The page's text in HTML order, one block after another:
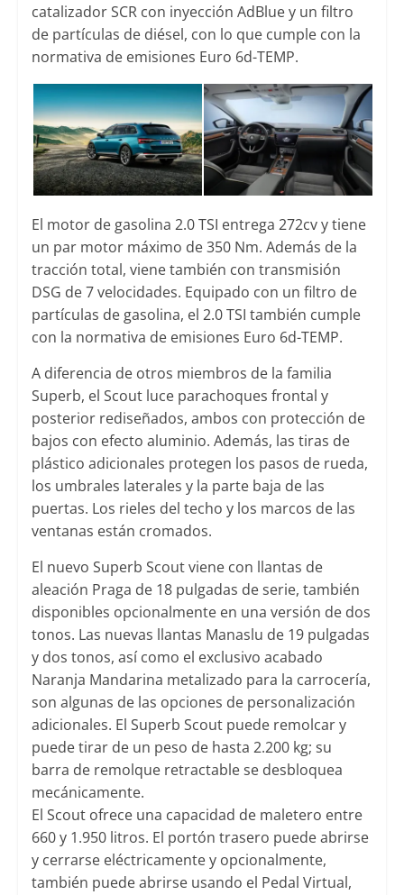
catalizador SCR con inyección AdBlue y un filtro
de partículas de diésel, con lo que cumple con la
normativa de emisiones Euro 6d-TEMP.
El motor de gasolina 2.0 TSI entrega 272cv y tiene
un par motor máximo de 350 Nm. Además de la
tracción total, viene también con transmisión
DSG de 7 velocidades. Equipado con un filtro de
partículas de gasolina, el 2.0 TSI también cumple
con la normativa de emisiones Euro 6d-TEMP.
A diferencia de otros miembros de la familia
Superb, el Scout luce parachoques frontal y
posterior rediseñados, ambos con protección de
bajos con efecto aluminio. Además, las tiras de
plástico adicionales protegen los pasos de rueda,
los umbrales laterales y la parte baja de las
puertas. Los rieles del techo y los marcos de las
ventanas están cromados.
El nuevo Superb Scout viene con llantas de
aleación Praga de 18 pulgadas de serie, también
disponibles opcionalmente en una versión de dos
tonos. Las nuevas llantas Manaslu de 19 pulgadas
y dos tonos, así como el exclusivo acabado
Naranja Mandarina metalizado para la carrocería,
son algunas de las opciones de personalización
adicionales. El Superb Scout puede remolcar y
puede tirar de un peso de hasta 2.200 kg; su
barra de remolque retractable se desbloquea
mecánicamente.
El Scout ofrece una capacidad de maletero entre
660 y 1.950 litros. El portón trasero puede abrirse
y cerrarse eléctricamente y opcionalmente,
también puede abrirse usando el Pedal Virtual,